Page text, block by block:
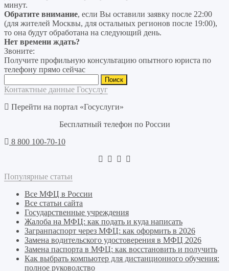
минут.
Обратите внимание, если Вы оставили заявку после 22:00
(для жителей Москвы, для остальных регионов после 19:00),
то она будут обработана на следующий день.
Нет времени ждать?
Звоните:
Получите профильную консультацию опытного юриста по
телефону прямо сейчас
Контактные данные Госуслуг
Перейти на портал «Госуслуги»
Бесплатный телефон по России
8 800 100-70-10
Популярные статьи
Все МФЦ в России
Все статьи сайта
Государственные учреждения
Жалоба на МФЦ: как подать и куда написать
Загранпаспорт через МФЦ: как оформить в 2026
Замена водительского удостоверения в МФЦ 2026
Замена паспорта в МФЦ: как восстановить и получить
Как выбрать компьютер для дистанционного обучения:
полное руководство